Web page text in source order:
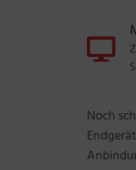
Noch